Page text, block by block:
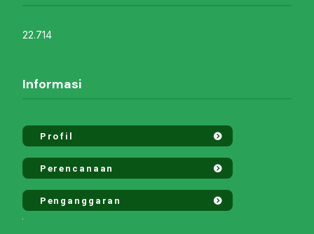
22.714
Informasi
Profil
Perencanaan
Penganggaran